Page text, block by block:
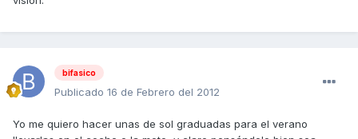
bifasico
Publicado 16 de Febrero del 2012
Yo me quiero hacer unas de sol graduadas para el verano